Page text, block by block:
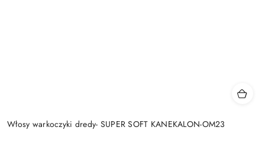
Włosy warkoczyki dredy- SUPER SOFT KANEKALON-OM23